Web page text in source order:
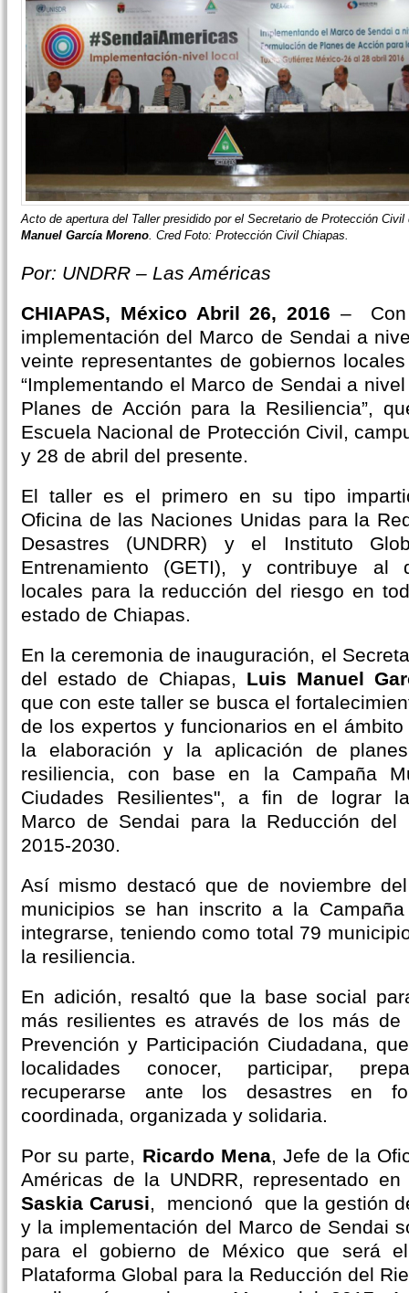
Acto de apertura del Taller presidido por el Secretario de Protección
Manuel García Moreno. Cred Foto: Protección Civil Chiapas.
Por: UNDRR – Las Américas
CHIAPAS, México Abril 26, 2016 – Con
implementación del Marco de Sendai a
veinte representantes de gobiernos
“Implementando el Marco de Sendai a
Planes de Acción para la Resiliencia”,
Escuela Nacional de Protección Civil,
y 28 de abril del presente.
El taller es el primero en su tipo
Oficina de las Naciones Unidas para la
Desastres (UNDRR) y el Instituto
Entrenamiento (GETI), y contribuye al
locales para la reducción del riesgo en
estado de Chiapas.
En la ceremonia de inauguración, el
del estado de Chiapas, Luis Manuel
que con este taller se busca el
de los expertos y funcionarios en el
la elaboración y la aplicación de
resiliencia, con base en la Campaña
Ciudades Resilientes", a fin de lograr
Marco de Sendai para la Reducción del
2015-2030.
Así mismo destacó que de noviembre
municipios se han inscrito a la
integrarse, teniendo como total 79
la resiliencia.
En adición, resaltó que la base social
más resilientes es através de los más
Prevención y Participación Ciudadana,
localidades conocer, participar,
recuperarse ante los desastres en
coordinada, organizada y solidaria.
Por su parte, Ricardo Mena, Jefe de la
Américas de la UNDRR, representado
Saskia Carusi, mencionó que la gestión
y la implementación del Marco de Sendai
para el gobierno de México que será
Plataforma Global para la Reducción del